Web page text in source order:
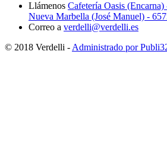
Llámenos Cafetería Oasis
Nueva Marbella (José Manuel) -
Correo a verdelli@verdelli.es
© 2018 Verdelli - Administrado por